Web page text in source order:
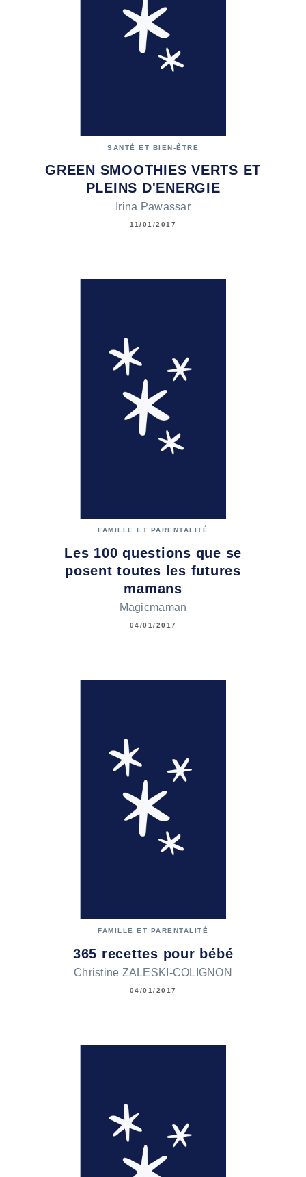
SANTÉ ET BIEN-ÊTRE
GREEN SMOOTHIES VERTS ET
PLEINS D'ENERGIE
Irina Pawassar
11/01/2017
FAMILLE ET PARENTALITÉ
Les 100 questions que se
posent toutes les futures
mamans
Magicmaman
04/01/2017
FAMILLE ET PARENTALITÉ
365 recettes pour bébé
Christine ZALESKI-COLIGNON
04/01/2017